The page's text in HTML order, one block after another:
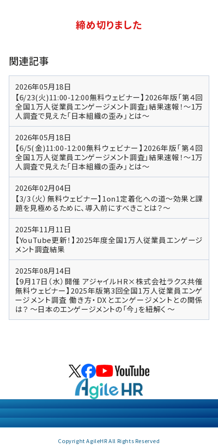
締め切りました
関連記事
2026年05月18日
【6/23(火)11:00-12:00無料ウェビナー】2026年版「第４回
全国１万人従業員エンゲージメント調査」結果速報！～1万
人調査で見えた「日本組織の歪み」とは～
2026年05月18日
【6/5(金)11:00-12:00無料ウェビナー】2026年版「第４回
全国１万人従業員エンゲージメント調査」結果速報！～1万
人調査で見えた「日本組織の歪み」とは～
2026年02月04日
【3/3（火）無料ウェビナー】1on1定着化への道～効果と課
題を見極めるために、導入前にすべきことは？～
2025年11月11日
【YouTube更新！】2025年度全国1万人従業員エンゲージ
メント調査結果
2025年08月14日
【9月17日（水）開催 アジャイルHR×株式会社ラクス共催
無料ウェビナー】2025年版第3回全国1万人従業員エンゲ
ージメント調査 働き方・DXとエンゲージメントとの関係
は？ ～日本のエンゲージメントの「今」を紐解く ～
個人情報の取り扱いについて
個人情報保護方針
情報セキュリティ方針
Copyright AgileHR All Rights Reserved